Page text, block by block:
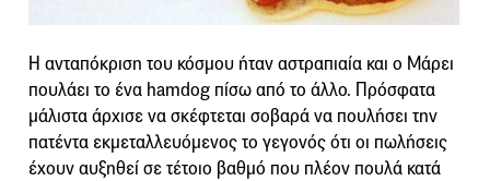
Η ανταπόκριση του κόσμου ήταν αστραπιαία και ο Μάρει
πουλάει το ένα hamdog πίσω από το άλλο. Πρόσφατα
μάλιστα άρχισε να σκέφτεται σοβαρά να πουλήσει την
πατέντα εκμεταλλευόμενος το γεγονός ότι οι πωλήσεις
έχουν αυξηθεί σε τέτοιο βαθμό που πλέον πουλά κατά